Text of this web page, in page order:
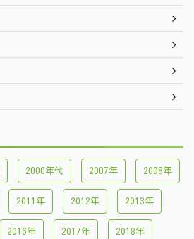
2000年代 2007年 2008年
2011年 2012年 2013年
2016年 2017年 2018年